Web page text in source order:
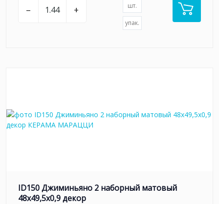
– + шт.
упак.
ID150 Джиминьяно 2 наборный матовый
48x49,5x0,9 декор